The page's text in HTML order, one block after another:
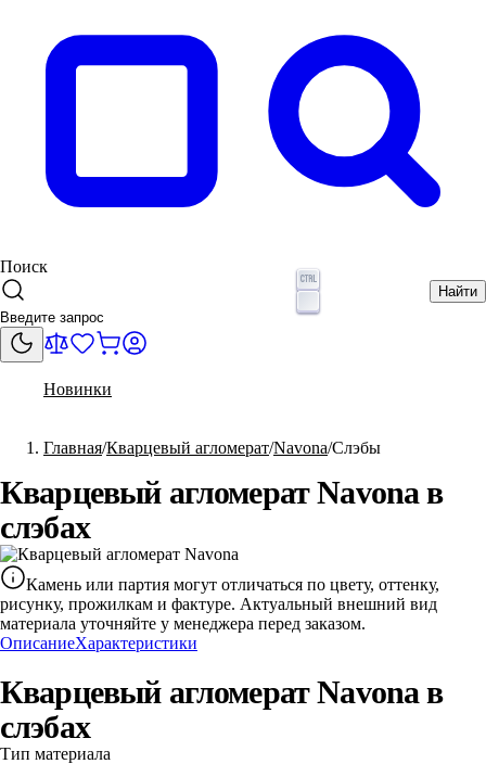
Поиск
Найти
Новинки
Главная Кварцевый агломерат Navona Слэбы
Кварцевый агломерат Navona в
слэбах
Камень или партия могут отличаться по цвету, оттенку,
рисунку, прожилкам и фактуре. Актуальный внешний вид
материала уточняйте у менеджера перед заказом.
ОписаниеХарактеристики
Кварцевый агломерат Navona в
слэбах
Тип материала